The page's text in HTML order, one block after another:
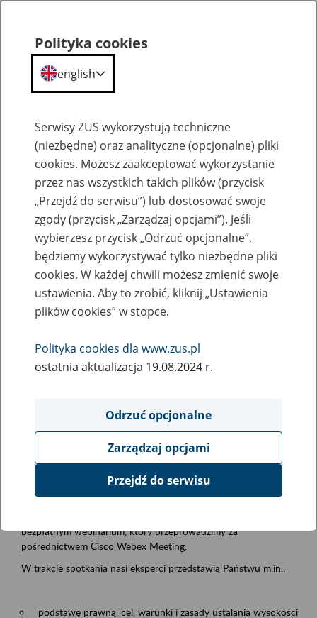
Szkolenia
Szkolenie online - Świadczenie
uzupełniające dla osób niezdolnych do
samodzielnej egzystencji
Rodzaj wydarzenia
bezpłatnym webinarium, który przeprowadzimy za
pośrednictwem Cisco Webex Meeting.
W trakcie spotkania nasi eksperci przedstawią Państwu m.in.:
podstawę prawną, cel, warunki i zasady ustalania wysokości
Polityka cookies
english
Serwisy ZUS wykorzystują techniczne
(niezbędne) oraz analityczne (opcjonalne) pliki
cookies. Możesz zaakceptować wykorzystanie
przez nas wszystkich takich plików (przycisk
„Przejdź do serwisu”) lub dostosować swoje
zgody (przycisk „Zarządzaj opcjami”). Jeśli
wybierzesz przycisk „Odrzuć opcjonalne”,
będziemy wykorzystywać tylko niezbędne pliki
cookies. W każdej chwili możesz zmienić swoje
ustawienia. Aby to zrobić, kliknij „Ustawienia
plików cookies” w stopce.
Polityka cookies dla www.zus.pl
ostatnia aktualizacja 19.08.2024 r.
Odrzuć opcjonalne
Zarządzaj opcjami
Przejdź do serwisu